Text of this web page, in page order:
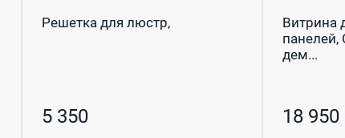
Решетка для люстр,
5 350
Витрина
панелей,
дем...
18 950